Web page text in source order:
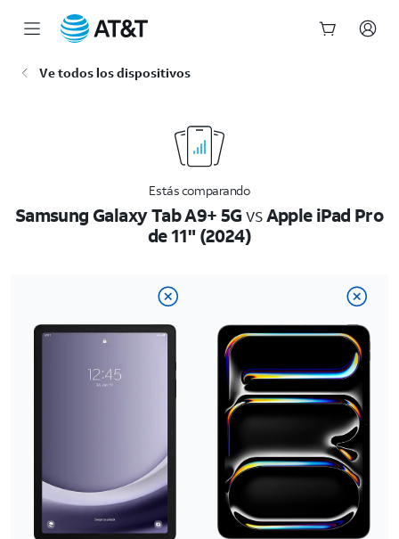
Ve todos los dispositivos
Estás comparando
Samsung Galaxy Tab A9+ 5GvsApple iPad Pro
de 11" (2024)